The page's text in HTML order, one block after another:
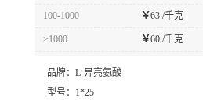
100-1000 ￥63 /千克
≥1000 ￥60 /千克
品牌： L-异亮氨酸
型号： 1*25